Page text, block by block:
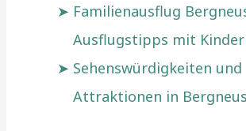
Familienausflug
Ausflugstipps mit
Sehenswürdigkeiten und
Attraktionen in